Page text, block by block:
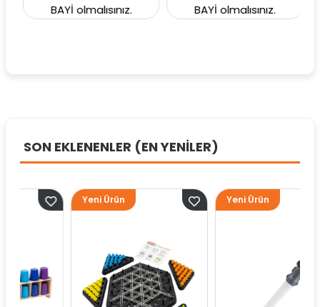
BAYİ olmalısınız.
BAYİ olmalısınız.
SON EKLENENLER (EN YENİLER)
Yeni Ürün Yeni Ürün